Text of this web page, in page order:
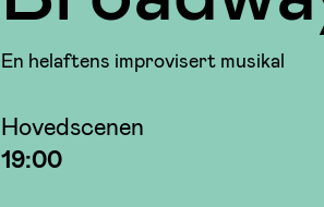
En helaftens improvisert musikal
Hovedscenen
19:00